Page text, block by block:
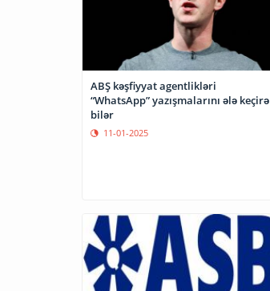
ABŞ kəşfiyyat agentlikləri
“WhatsApp” yazışmalarını ələ keçirə
bilər
11-01-2025